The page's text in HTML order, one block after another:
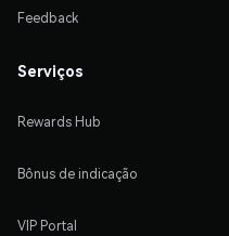
Feedback
Serviços
Rewards Hub
Bônus de indicação
VIP Portal